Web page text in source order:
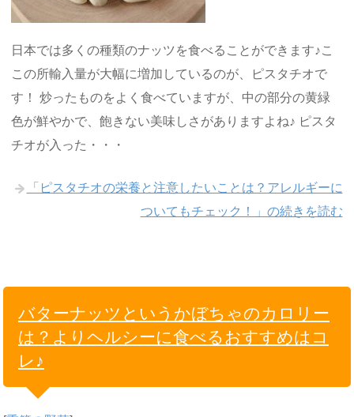
日本では多くの種類のナッツを食べることができます♪こ
この所輸入量が大幅に増加しているのが、ピスタチオで
す！ 炒ったものをよく食べていますが、中の部分の黄緑
色が鮮やかで、飽きない美味しさがありますよね♪ ピスタ
チオが入った・・・
「ピスタチオの栄養と注意したいことは？アレルギーに
ついてもチェック！」の続きを読む
バターナッツというかぼちゃのカロリー
は？よりヘルシーに食べるおすすめはコ
レ♪